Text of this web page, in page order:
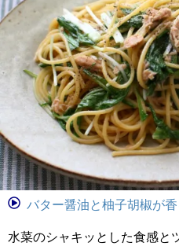
バター醤油と柚子胡椒が
水菜のシャキッとした食感と